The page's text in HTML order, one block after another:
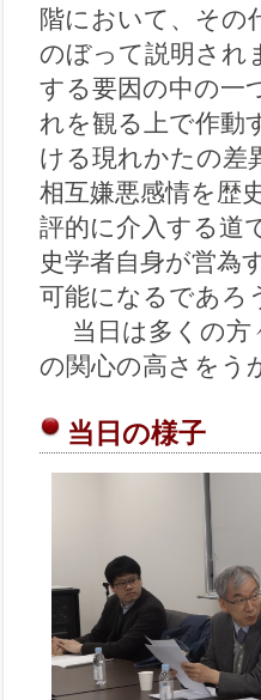
階において、その
のぼって説明され
する要因の中の一
れを観る上で作動
ける現れかたの差
相互嫌悪感情を歴
評的に介入する道
史学者自身が営為
可能になるであろ
当日は多くの方
の関心の高さをう
当日の様子